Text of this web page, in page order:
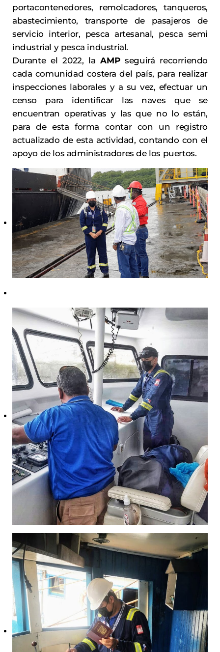
portacontenedores, remolcadores, tanqueros,
abastecimiento, transporte de pasajeros de
servicio interior, pesca artesanal, pesca semi
industrial y pesca industrial.
Durante el 2022, laAMPseguirá recorriendo
cada comunidad costera del país, para realizar
inspecciones laborales y a su vez, efectuar un
censo para identificar las naves que se
encuentran operativas y las que no lo están,
para de esta forma contar con un registro
actualizado de esta actividad, contando con el
apoyo de los administradores de los puertos.